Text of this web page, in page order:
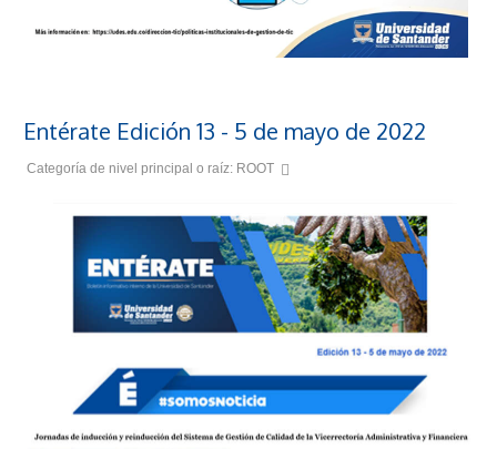
Entérate Edición 13 - 5 de mayo de 2022
Categoría de nivel principal o raíz: ROOT